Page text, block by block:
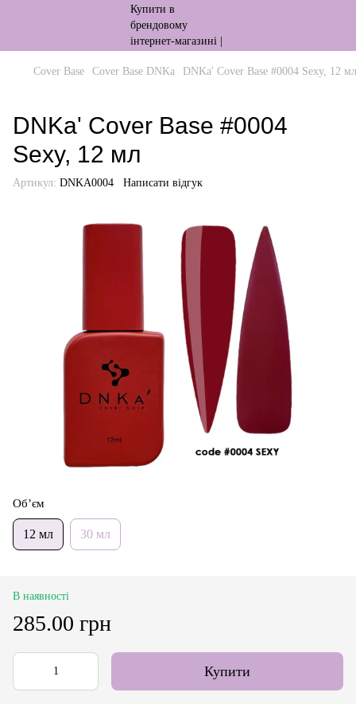
Cover Base Cover Base DNKa DNKa' Cover Base #0004 Sexy, 12 мл
DNKa' Cover Base #0004
Sexy, 12 мл
Артикул: DNKA0004 Написати відгук
Об’єм
12 мл 30 мл
В наявності
285.00 грн
Купити